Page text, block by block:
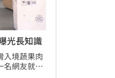
光長知識
入境蔬果肉
名網友就